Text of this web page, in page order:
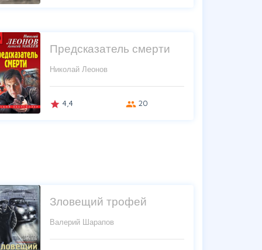
Предсказатель смерти
Николай Леонов
grade 4,4 group 20
Зловещий трофей
Валерий Шарапов